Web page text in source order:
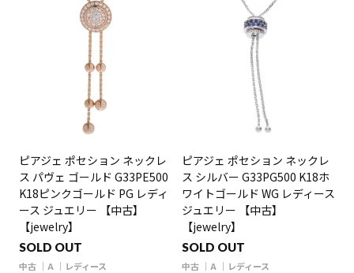
ピアジェ ポセション ネックレ
ス パヴェ ゴールド G33PE500
K18ピンクゴールド PG レディ
ース ジュエリー 【中古】
【jewelry】
SOLD OUT
中古 A レディース
ピアジェ ポセション ネックレ
ス シルバー G33PG500 K18ホ
ワイトゴールド WG レディース
ジュエリー 【中古】
【jewelry】
SOLD OUT
中古 A レディース